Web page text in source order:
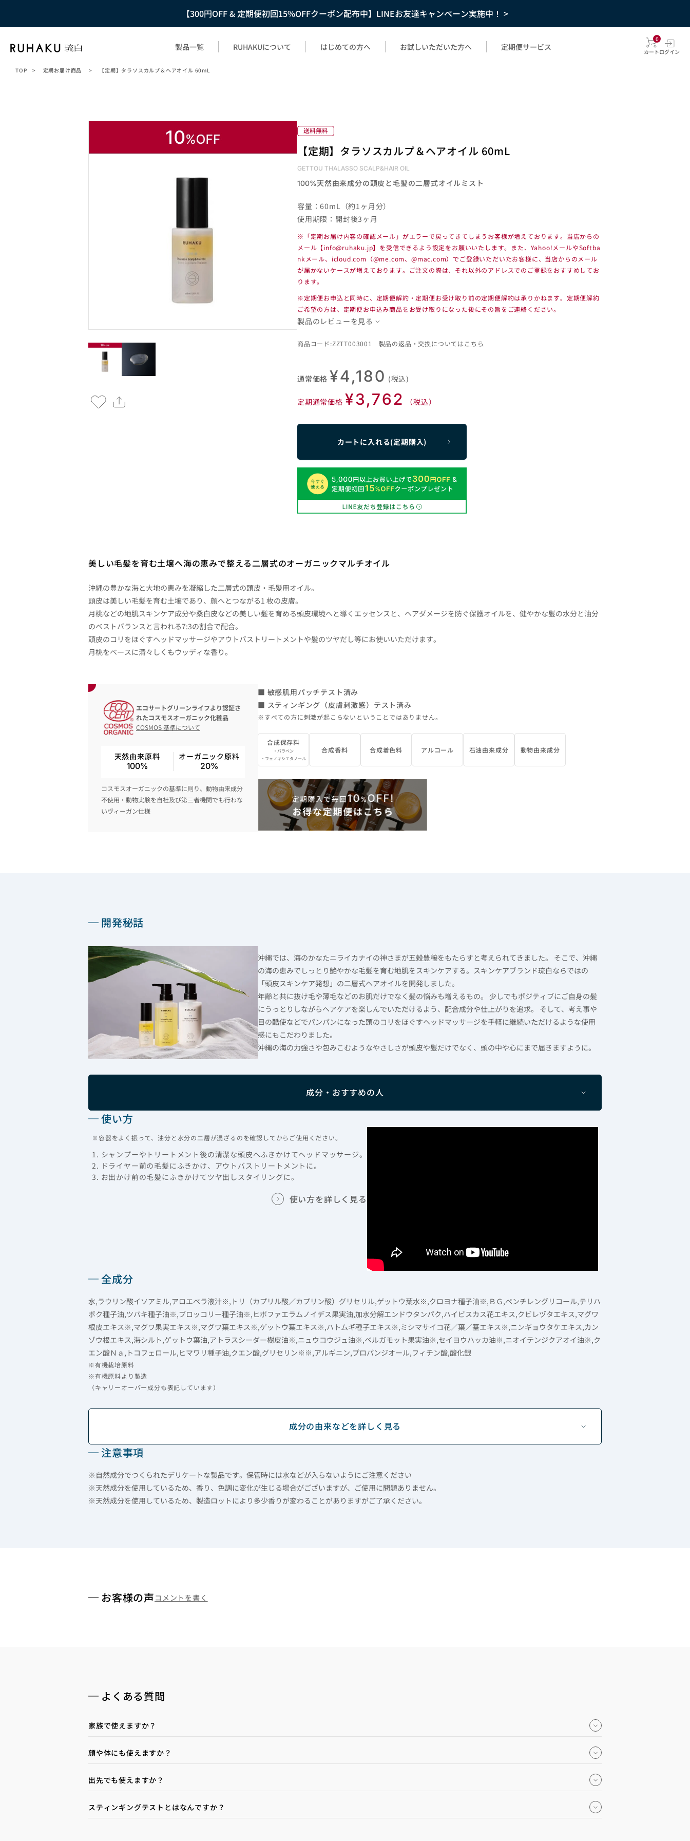
【300円OFF & 定期便初回15%OFFクーポン配布中】LINEお友達キャンペーン実施中！ >
製品一覧 RUHAKUについて はじめての方へ お試しいただいた方へ 定期便サービス
0
カートログイン
TOP > 定期お届け商品 > 【定期】タラソスカルプ＆ヘアオイル 60mL
【定期】タラソスカルプ＆ヘアオイル 60mL
GETTOU THALASSO SCALP&HAIR OIL
100%天然由来成分の頭皮と毛髪の二層式オイルミスト
容量：60mL（約1ヶ月分）
使用期限：開封後3ヶ月
※「定期お届け内容の確認メール」がエラーで戻ってきてしまうお客様が増えております。当店からの
メール【info@ruhaku.jp】を受信できるよう設定をお願いいたします。また、Yahoo!メールやSoftba
nkメール、icloud.com（@me.com、@mac.com）でご登録いただいたお客様に、当店からのメール
が届かないケースが増えております。ご注文の際は、それ以外のアドレスでのご登録をおすすめしてお
ります。
※定期便お申込と同時に、定期便解約・定期便お受け取り前の定期便解約は承りかねます。定期便解約
ご希望の方は、定期便お申込み商品をお受け取りになった後にその旨をご連絡ください。
製品のレビューを見る
商品コード:ZZTT003001 製品の返品・交換については こちら
通常価格 ¥4,180 (税込)
定期通常価格 ¥3,762 （税込）
カートに入れる(定期購入)
美しい毛髪を育む土壌へ海の恵みで整える二層式のオーガニックマルチオイル
沖縄の豊かな海と大地の恵みを凝縮した二層式の頭皮・毛髪用オイル。
頭皮は美しい毛髪を育む土壌であり、顔へとつながる1 枚の皮膚。
月桃などの地肌スキンケア成分や桑白皮などの美しい髪を育める頭皮環境へと導くエッセンスと、ヘアダメージを防ぐ保護オイルを、健やかな髪の水分と油分
のベストバランスと言われる7:3の割合で配合。
頭皮のコリをほぐすヘッドマッサージやアウトバストリートメントや髪のツヤだし等にお使いいただけます。
月桃をベースに清々しくもウッディな香り。
エコサートグリーンライフより認証さ
れたコスモスオーガニック化粧品
COSMOS 基準について
天然由来原料
100%
オーガニック原料
20%
コスモスオーガニックの基準に則り、動物由来成分
不使用・動物実験を自社及び第三者機関でも行わな
いヴィーガン仕様
■ 敏感肌用パッチテスト済み
■ スティンギング（皮膚刺激感）テスト済み
※すべての方に刺激が起こらないということではありません。
合成保存料
・パラベン
・フェノキシエタノール
合成香料 合成着色料 アルコール 石油由来成分 動物由来成分
開発秘話
沖縄では、海のかなたニライカナイの神さまが五穀豊穣をもたらすと考えられてきました。 そこで、沖縄
の海の恵みでしっとり艶やかな毛髪を育む地肌をスキンケアする。スキンケアブランド琉白ならではの
「頭皮スキンケア発想」の二層式ヘアオイルを開発しました。
年齢と共に抜け毛や薄毛などのお肌だけでなく髪の悩みも増えるもの。 少しでもポジティブにご自身の髪
にうっとりしながらヘアケアを楽しんでいただけるよう、配合成分や仕上がりを追求。 そして、考え事や
目の酷使などでパンパンになった頭のコリをほぐすヘッドマッサージを手軽に継続いただけるような使用
感にもこだわりました。
沖縄の海の力強さや包みこむようなやさしさが頭皮や髪だけでなく、頭の中や心にまで届きますように。
成分・おすすめの人
使い方
※容器をよく振って、油分と水分の二層が混ざるのを確認してからご使用ください。
1. シャンプーやトリートメント後の清潔な頭皮へふきかけてヘッドマッサージ。
2. ドライヤー前の毛髪にふきかけ、アウトバストリートメントに。
3. お出かけ前の毛髪にふきかけてツヤ出しスタイリングに。
使い方を詳しく見る
全成分
水,ラウリン酸イソアミル,アロエベラ液汁※,トリ（カプリル酸／カプリン酸）グリセリル,ゲットウ葉水※,クロヨナ種子油※,ＢＧ,ペンチレングリコール,テリハ
ボク種子油,ツバキ種子油※,ブロッコリー種子油※,ヒポファエラムノイデス果実油,加水分解エンドウタンパク,ハイビスカス花エキス,クビレヅタエキス,マグワ
根皮エキス※,マグワ果実エキス※,マグワ葉エキス※,ゲットウ葉エキス※,ハトムギ種子エキス※,ミシマサイコ花／葉／茎エキス※,ニンギョウタケエキス,カン
ゾウ根エキス,海シルト,ゲットウ葉油,アトラスシーダー樹皮油※,ニュウコウジュ油※,ベルガモット果実油※,セイヨウハッカ油※,ニオイテンジクアオイ油※,ク
エン酸Ｎａ,トコフェロール,ヒマワリ種子油,クエン酸,グリセリン※※,アルギニン,プロパンジオール,フィチン酸,酸化銀
※有機栽培原料
※有機原料より製造
（キャリーオーバー成分も表記しています）
成分の由来などを詳しく見る
注意事項
※自然成分でつくられたデリケートな製品です。保管時には水などが入らないようにご注意ください
※天然成分を使用しているため、香り、色調に変化が生じる場合がございますが、ご使用に問題ありません。
※天然成分を使用しているため、製造ロットにより多少香りが変わることがありますがご了承ください。
お客様の声 コメントを書く
よくある質問
家族で使えますか？
顔や体にも使えますか？
出先でも使えますか？
スティンギングテストとはなんですか？